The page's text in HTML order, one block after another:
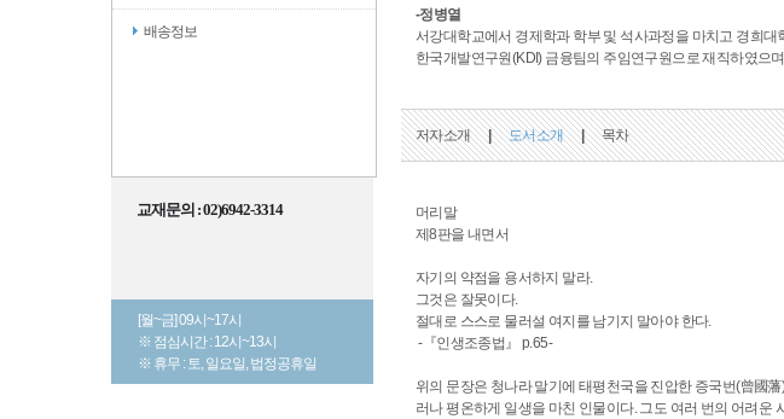
배송정보
교재문의 : 02)6942-3314
[월~금] 09시~17시
※ 점심시간 : 12시~13시
※ 휴무 : 토, 일요일, 법정공휴일
-정병열
서강대학교에서 경제학과 학부 및 석사과정을 마치고 경희
한국개발연구원(KDI) 금융팀의 주임연구원으로 재직하였으
저자소개 | 도서소개 | 목차
머리말
제8판을 내면서
자기의 약점을 용서하지 말라.
그것은 잘못이다.
절대로 스스로 물러설 여지를 남기지 말아야 한다.
-『인생조종법』 p.65-
위의 문장은 청나라 말기에 태평천국을 진압한 증국번(曾國
러나 평온하게 일생을 마친 인물이다. 그도 여러 번의 어려운